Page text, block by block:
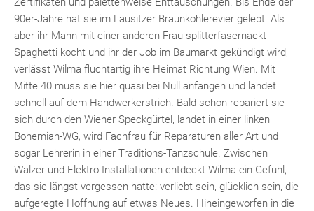
90er-Jahre hat sie im Lausitzer Braunkohlerevier gelebt. Als
aber ihr Mann mit einer anderen Frau splitterfasernackt
Spaghetti kocht und ihr der Job im Baumarkt gekündigt wird,
verlässt Wilma fluchtartig ihre Heimat Richtung Wien. Mit
Mitte 40 muss sie hier quasi bei Null anfangen und landet
schnell auf dem Handwerkerstrich. Bald schon repariert sie
sich durch den Wiener Speckgürtel, landet in einer linken
Bohemian-WG, wird Fachfrau für Reparaturen aller Art und
sogar Lehrerin in einer Traditions-Tanzschule. Zwischen
Walzer und Elektro-Installationen entdeckt Wilma ein Gefühl,
das sie längst vergessen hatte: verliebt sein, glücklich sein, die
aufgeregte Hoffnung auf etwas Neues. Hineingeworfen in die